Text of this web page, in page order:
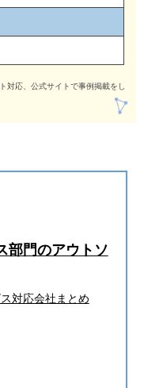
対応、公式サイトで事例掲載をして
部門のアウトソ
対応会社まとめ